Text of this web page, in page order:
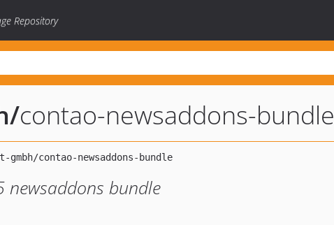
Repository
/contao-newsaddons-bundle
newsaddons bundle